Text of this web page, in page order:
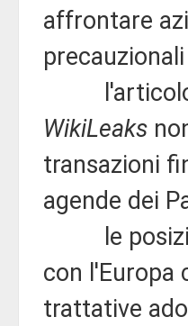
affrontare
l'articolo
WikiLeaks
transazioni
agende dei
le
con l'Europa
trattative